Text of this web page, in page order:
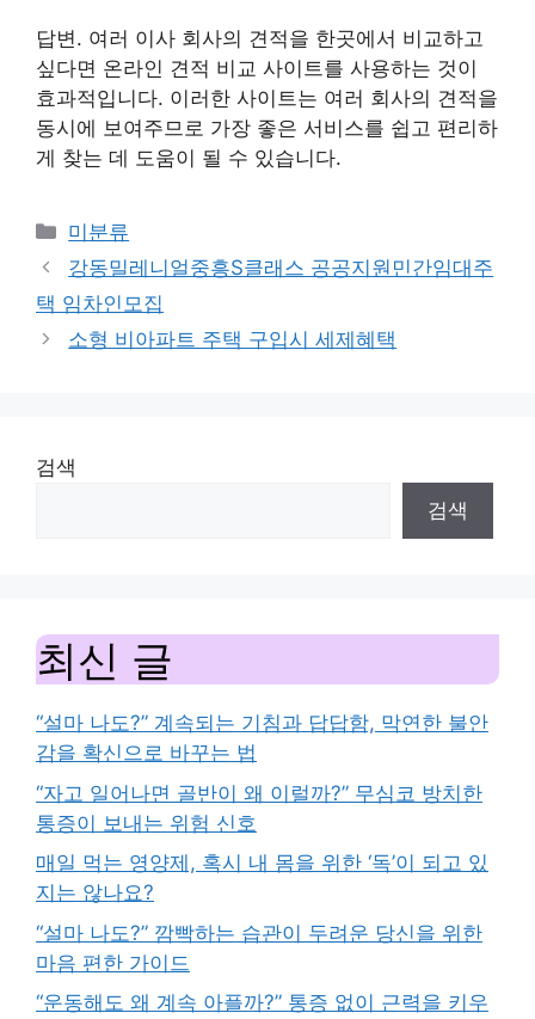
답변. 여러 이사 회사의 견적을 한곳에서 비교하고
싶다면 온라인 견적 비교 사이트를 사용하는 것이
효과적입니다. 이러한 사이트는 여러 회사의 견적을
동시에 보여주므로 가장 좋은 서비스를 쉽고 편리하
게 찾는 데 도움이 될 수 있습니다.
Categories
미분류
강동밀레니얼중흥S클래스 공공지원민간임대주
택 임차인모집
소형 비아파트 주택 구입시 세제혜택
검색
검색
최신 글
“설마 나도?” 계속되는 기침과 답답함, 막연한 불안
감을 확신으로 바꾸는 법
“자고 일어나면 골반이 왜 이럴까?” 무심코 방치한
통증이 보내는 위험 신호
매일 먹는 영양제, 혹시 내 몸을 위한 ‘독’이 되고 있
지는 않나요?
“설마 나도?” 깜빡하는 습관이 두려운 당신을 위한
마음 편한 가이드
“운동해도 왜 계속 아플까?” 통증 없이 근력을 키우